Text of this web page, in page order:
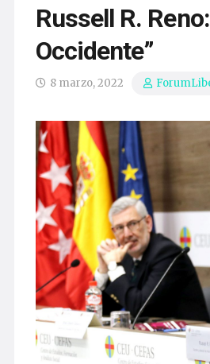
Russell R.
Occidente”
8 marzo, 2022